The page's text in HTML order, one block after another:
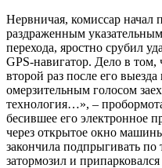
Нервничая, комиссар начал
раздраженным
перехода, яростно срубил
GPS-навигатор. Дело в
второй раз после его
омерзительным голосом
технология…», –
бесившее его электронное
через открытое окно
закончила подпрыгивать по
затормозил и